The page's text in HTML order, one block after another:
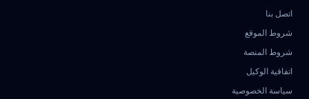
اتصل بنا
شروط الموقع
شروط المنصة
اتفاقية الوكيل
سياسة الخصوصية